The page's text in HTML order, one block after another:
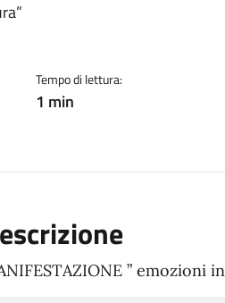
Tempo di lettura:
1 min
” emozioni